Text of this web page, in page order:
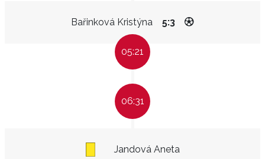
Bařinková Kristýna 5:3
05:21
06:31
Jandová Aneta